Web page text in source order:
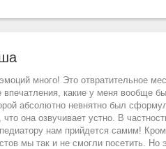
много! Это отвратительное
какие у меня вообще
абсолютно невнятно был
она озвучивает устно. В
нам прийдется самим!
мы так и не смогли посетить.